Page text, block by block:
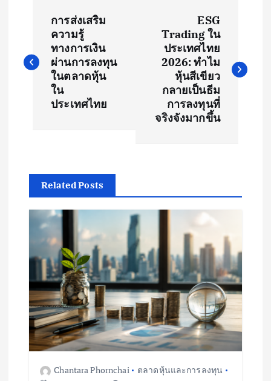
s
g
a
t
การส่งเสริม
ความรู้
ทางการเงิน
ผ่านการลงทุน
ในตลาดหุ้น
ใน
ประเทศไทย
ESG
Trading ใน
ประเทศไทย
2026: ทำไม
หุ้นสีเขียว
กลายเป็นธีม
การลงทุนที่
จริงจังมากขึ้น
Related Posts
Chantara Phornchai
ตลาดหุ้นและการลงทุน